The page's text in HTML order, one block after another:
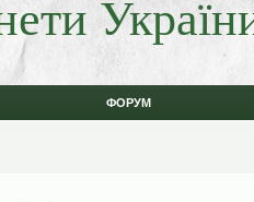
ФОРУМ